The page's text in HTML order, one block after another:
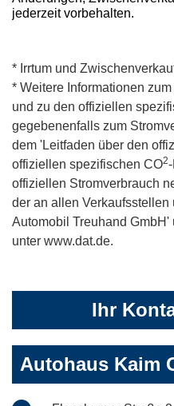
jederzeit vorbehalten.
* Irrtum und
* Weitere Informationen
und zu den offiziellen
gegebenenfalls zum
dem 'Leitfaden über den
offiziellen spezifischen CO2
offiziellen Stromverbrauch
der an allen Verkaufsstellen
Automobil Treuhand
unter www.dat.de.
Ihr
Autohaus Kaim